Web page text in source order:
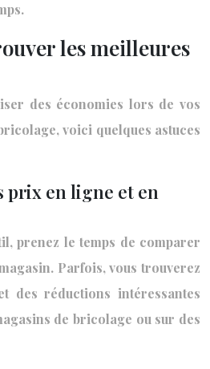
les meilleures
des économies lors de vos
voici quelques astuces
prix en ligne et en
prenez le temps de comparer
Parfois, vous trouverez
des réductions intéressantes
de bricolage ou sur des